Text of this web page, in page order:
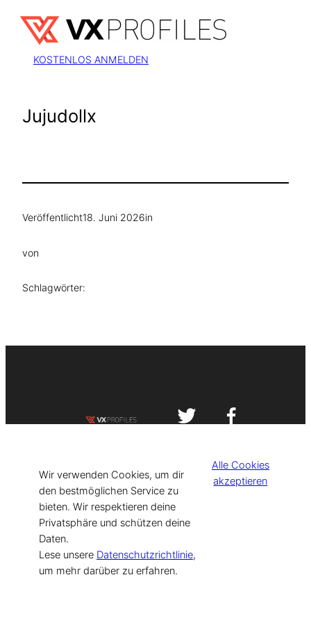
Inhalt
springen
KOSTENLOS ANMELDEN
Jujudollx
Veröffentlicht18. Juni 2026in
von
Schlagwörter:
[current_year] VISIT-X. Made with
for Models & Influencers!
Wir verwenden Cookies, um dir
den bestmöglichen Service zu
bieten. Wir respektieren deine
Privatsphäre und schützen deine
Daten.
Lese unsere Datenschutzrichtlinie,
um mehr darüber zu erfahren.
Alle Cookies
akzeptieren